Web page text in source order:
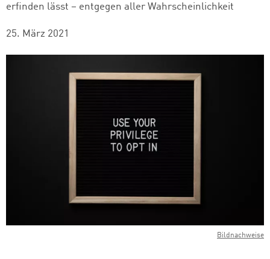
erfinden lässt – entgegen aller Wahrscheinlichkeit
25. März 2021
Bildnachweise